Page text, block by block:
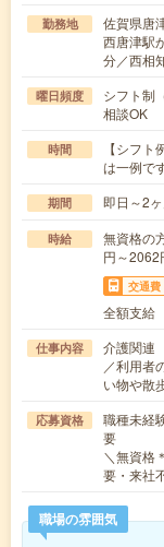
勤務地
佐賀県唐
西唐津駅
分／西相
曜日頻度
シフト制
相談OK
時間
【シフ
は一例で
期間 即日～2
時給
無資格の
円～2062
交通費
全額支給
仕事内容
介護関連
／利用者
い物や散
応募資格
職種未経
要
＼無資格
要・来社
職場の雰囲気